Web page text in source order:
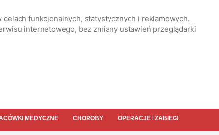
funkcjonalnych, statystycznych i reklamowych.
internetowego, bez zmiany ustawień przeglądarki
MEDYCZNE CHOROBY OPERACJE I ZABIEGI